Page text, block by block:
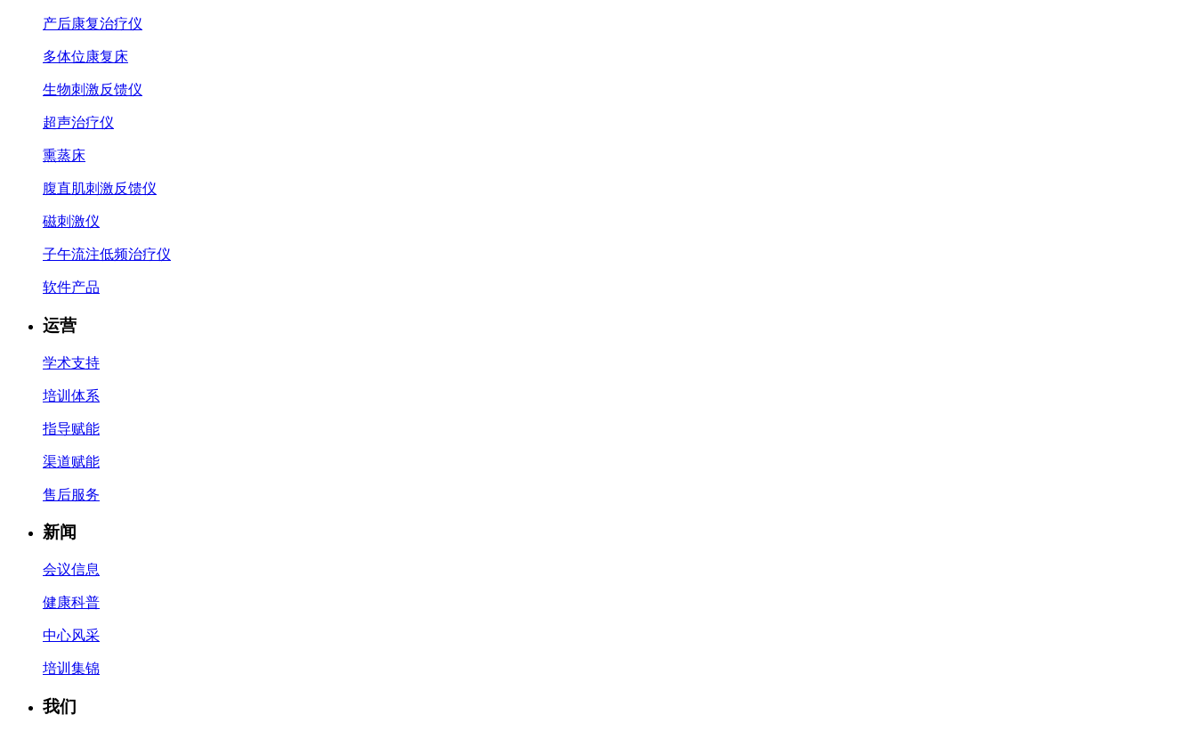
产后康复治疗仪
多体位康复床
生物刺激反馈仪
超声治疗仪
熏蒸床
腹直肌刺激反馈仪
磁刺激仪
子午流注低频治疗仪
软件产品
运营
学术支持
培训体系
指导赋能
渠道赋能
售后服务
新闻
会议信息
健康科普
中心风采
培训集锦
我们